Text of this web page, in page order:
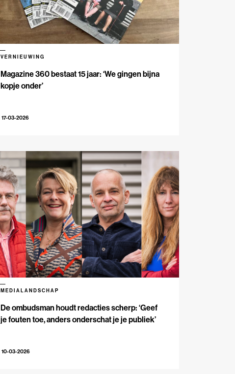
Magazine 360 bestaat 15 jaar: ‘We gingen bijna
kopje onder’
VERNIEUWING
17-03-2026
De ombudsman houdt redacties scherp: ‘Geef
je fouten toe, anders onderschat je je publiek’
MEDIALANDSCHAP
10-03-2026